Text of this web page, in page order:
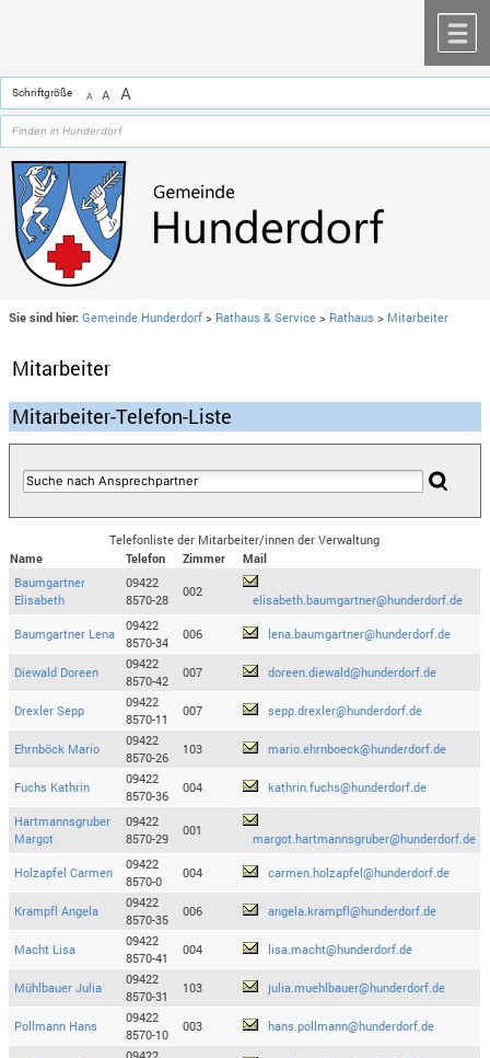
Schriftgröße A A A
Sie sind hier: Gemeinde Hunderdorf > Rathaus & Service > Rathaus > Mitarbeiter
Mitarbeiter
Mitarbeiter-Telefon-Liste
Telefonliste der Mitarbeiter/innen der Verwaltung
Name
Telefon Zimmer
Mail
Baumgartner
Elisabeth
09422
8570-28
002
elisabeth.baumgartner@hunderdorf.de
Baumgartner Lena
09422
8570-34
006 lena.baumgartner@hunderdorf.de
Diewald Doreen
09422
8570-42
007 doreen.diewald@hunderdorf.de
Drexler Sepp
09422
8570-11
007 sepp.drexler@hunderdorf.de
Ehrnböck Mario
09422
8570-26
103 mario.ehrnboeck@hunderdorf.de
Fuchs Kathrin
09422
8570-36
004 kathrin.fuchs@hunderdorf.de
Hartmannsgruber
Margot
09422
8570-29
001
margot.hartmannsgruber@hunderdorf.de
Holzapfel Carmen
09422
8570-0
004 carmen.holzapfel@hunderdorf.de
Krampfl Angela
09422
8570-35
006 angela.krampfl@hunderdorf.de
Macht Lisa
09422
8570-41
004 lisa.macht@hunderdorf.de
Mühlbauer Julia
09422
8570-31
103 julia.muehlbauer@hunderdorf.de
Pollmann Hans
09422
8570-10
003 hans.pollmann@hunderdorf.de